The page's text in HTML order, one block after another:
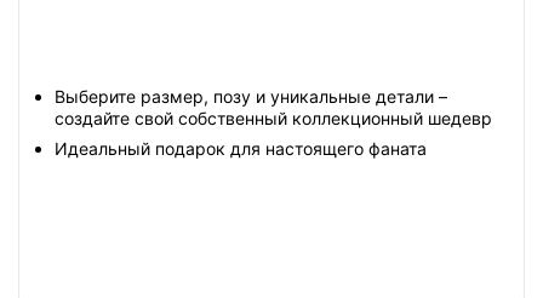
Выберите размер, позу и уникальные детали –
создайте свой собственный коллекционный шедевр
Идеальный подарок для настоящего фаната